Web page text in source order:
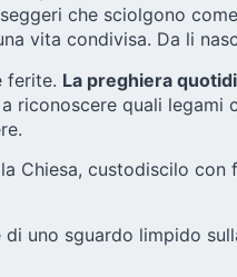
che sciolgono
vita condivisa. Da li
ferite. La preghiera
riconoscere quali legami
Chiesa, custodiscilo
uno sguardo limpido